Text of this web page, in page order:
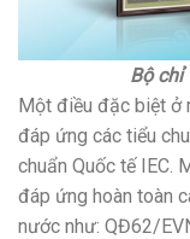
Bộ chỉ
Một điều đặc biệt ở
đáp ứng các tiểu
chuẩn Quốc tế IEC.
đáp ứng hoàn toàn
nước như: QĐ62/